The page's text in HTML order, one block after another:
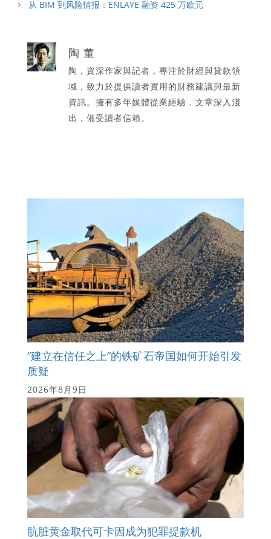
从 BIM 到风险情报：ENLAYE 融资 425 万欧元
陶 董
陶，資深作家與記者，專注於財經與貸款領
域，致力於提供讀者實用的財務建議與最新
資訊。擁有多年媒體從業經驗，文章深入淺
出，備受讀者信賴。
“建立在信任之上”的铁矿石帝国如何开始引发
质疑
2026年8月9日
肮脏黄金取代可卡因成为犯罪提款机